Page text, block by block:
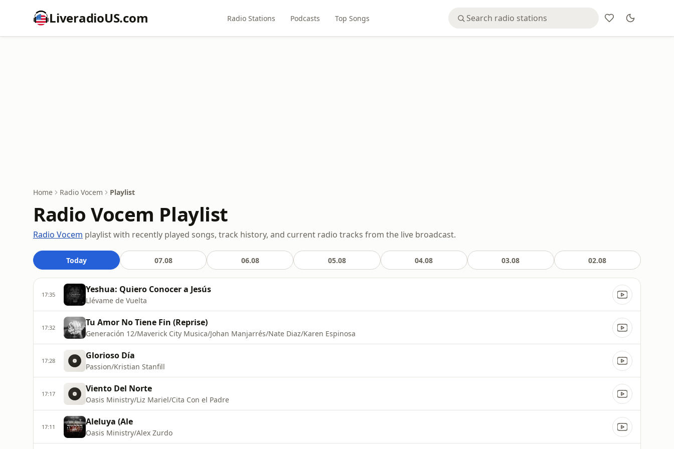
LiveradioUS.com Radio Stations Podcasts Top Songs
Home Radio Vocem Playlist
Radio Vocem Playlist
Radio Vocem playlist with recently played songs, track history, and current radio tracks from the live broadcast.
Today 07.08 06.08 05.08 04.08 03.08 02.08
17:35 Yeshua: Quiero Conocer a Jesús
Llévame de Vuelta
17:32 Tu Amor No Tiene Fin (Reprise)
Generación 12/Maverick City Musica/Johan Manjarrés/Nate Diaz/Karen Espinosa
17:28 Glorioso Día
Passion/Kristian Stanfill
17:17 Viento Del Norte
Oasis Ministry/Liz Mariel/Cita Con el Padre
17:11 Aleluya (Ale
Oasis Ministry/Alex Zurdo